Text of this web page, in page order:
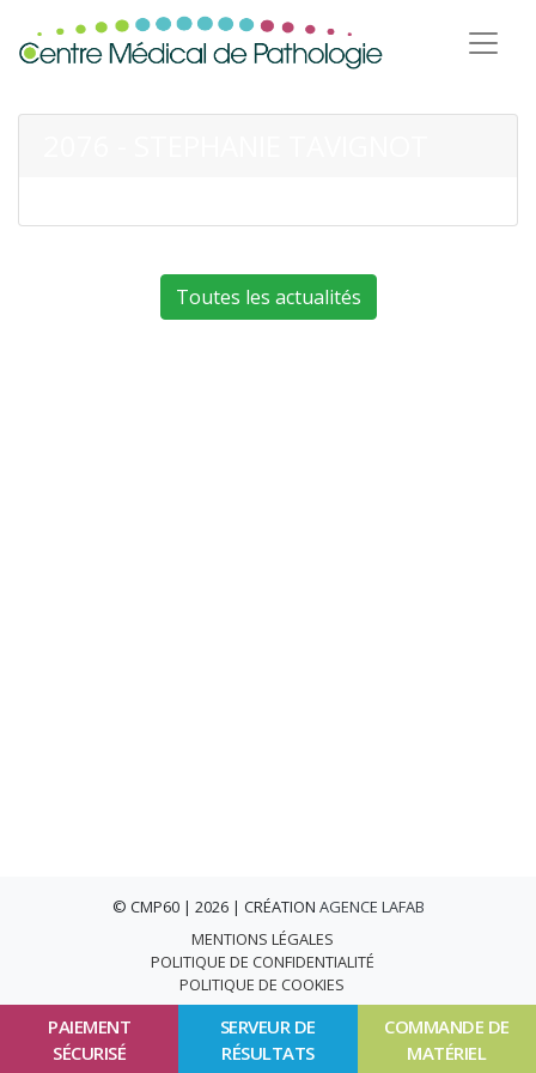
PAIEMENT
SÉCURISÉ
SERVEUR DE
RÉSULTATS
COMMANDE DE
MATÉRIEL
Toutes les actualités
© CMP60 | 2026 | CRÉATION AGENCE LAFAB
MENTIONS LÉGALES
POLITIQUE DE CONFIDENTIALITÉ
POLITIQUE DE COOKIES